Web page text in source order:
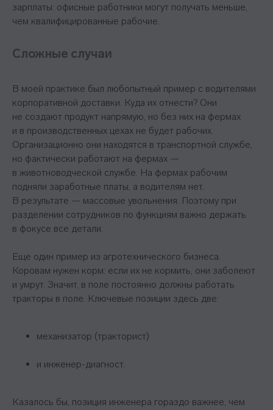
зарплаты: офисные работники могут получать меньше,
чем квалифицированные рабочие.
Сложные случаи
В моей практике был любопытный пример с водителями
корпоративной доставки. Куда их отнести? Они
не создают продукт напрямую, но без них на фермах
и в производственных цехах не будет рабочих.
Организационно они находятся в транспортной службе,
но фактически работают на фермах —
в животноводческой службе. На фермах рабочим
подняли заработные платы, а водителям нет.
В результате — массовые увольнения. Поэтому при
разделении сотрудников по функциям важно держать
в фокусе все детали.
Еще один пример из агротехнического бизнеса.
Коровам нужен корм: если их не кормить, они заболеют
и умрут. Значит, в поле постоянно должны работать
тракторы в поле. Ключевые позиции здесь две:
механизатор (тракторист)
и инженер-диагност.
Казалось бы, позиция инженера гораздо важнее, чем